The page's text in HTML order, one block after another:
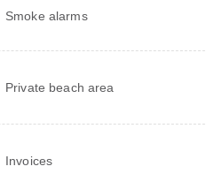
Smoke alarms
Private beach area
Invoices